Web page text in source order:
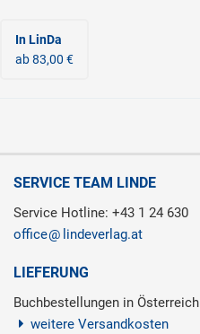
In LinDa
ab 83,00 €
SERVICE TEAM LINDE
Service Hotline: +43 1 24 630
office
lindeverlag.at
LIEFERUNG
Buchbestellungen in Österreich
weitere Versandkosten